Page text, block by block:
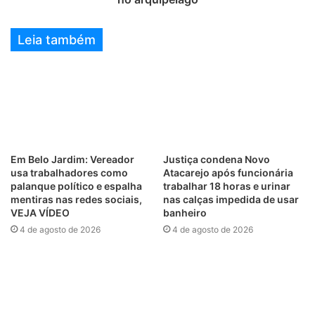
Leia também
Em Belo Jardim: Vereador
usa trabalhadores como
palanque político e espalha
mentiras nas redes sociais,
VEJA VÍDEO
4 de agosto de 2026
Justiça condena Novo
Atacarejo após funcionária
trabalhar 18 horas e urinar
nas calças impedida de usar
banheiro
4 de agosto de 2026